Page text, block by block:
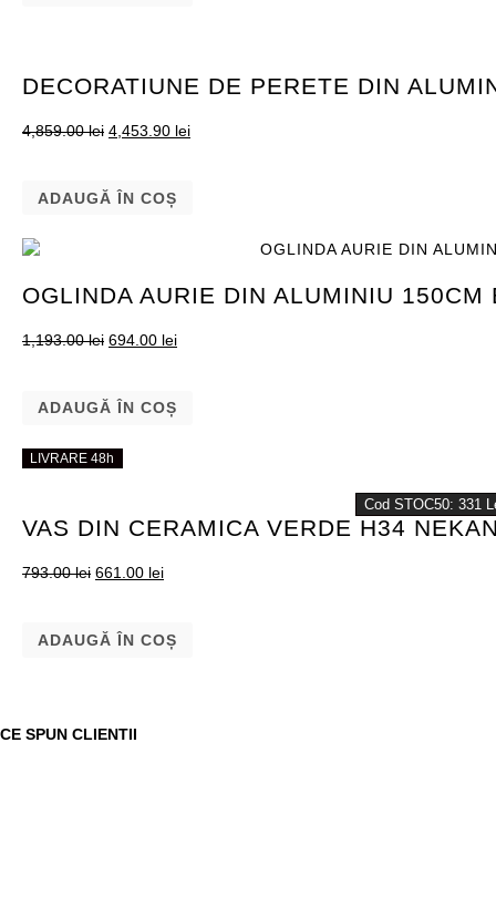
DECORATIUNE DE PERETE DIN
4,859.00lei 4,453.90 lei
ADAUGĂ ÎN COȘ
OGLINDA AURIE DIN ALUMINIU 150CM
1,193.00lei 694.00 lei
ADAUGĂ ÎN COȘ
LIVRARE 48h
LIVRARE 48h
Cod STOC50: 331
VAS DIN CERAMICA VERDE H34
793.00lei 661.00 lei
ADAUGĂ ÎN COȘ
CE SPUN CLIENTII